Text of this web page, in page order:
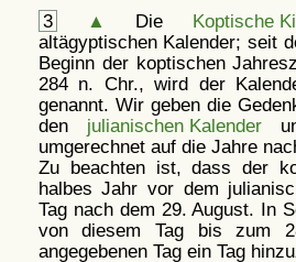
3
▲ Die Koptische
altägyptischen Kalender; seit
Beginn der koptischen
284 n. Chr., wird der
genannt. Wir geben die
den julianischen Kalender
umgerechnet auf die Jahre
Zu beachten ist, dass der
halbes Jahr vor dem
Tag nach dem 29. August. In
von diesem Tag bis zum
angegebenen Tag ein Tag